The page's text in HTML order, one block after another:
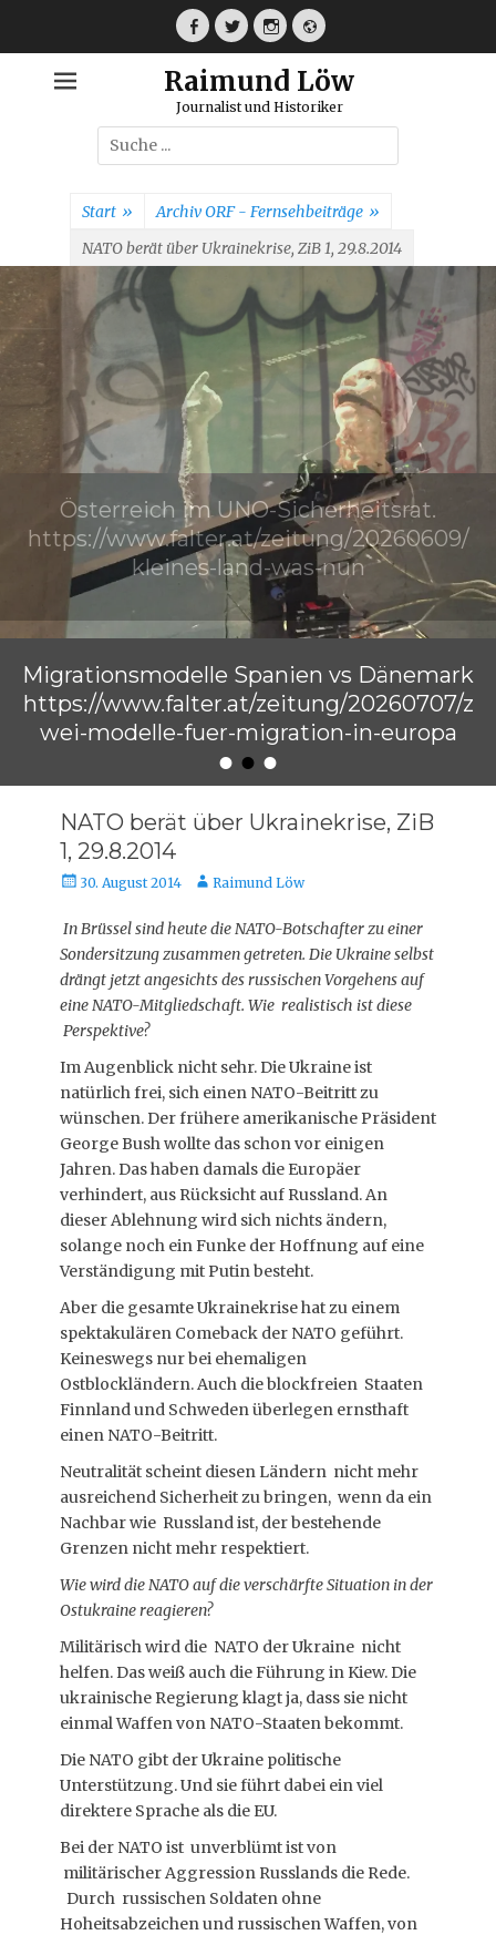
Facebook
TwitterInstagramWebseite
Raimund Löw
Journalist und Historiker
Suche
nach:
Start » Archiv ORF - Fernsehbeiträge »
NATO berät über Ukrainekrise, ZiB 1, 29.8.2014
•••
Österreich im UNO-Sicherheitsrat.
https://www.falter.at/zeitung/20260609/
kleines-land-was-nun
Veröffentlicht am Raimund Löw
Migrationsmodelle Spanien vs Dänemark
https://www.falter.at/zeitung/20260707/z
wei-modelle-fuer-migration-in-europa
Raimund Löw
NATO berät über Ukrainekrise, ZiB
1, 29.8.2014
Veröffentlicht
30. August 2014 AutorRaimund Löw
In Brüssel sind heute die NATO-Botschafter zu einer
Sondersitzung zusammen getreten. Die Ukraine selbst
drängt jetzt angesichts des russischen Vorgehens auf
eine NATO-Mitgliedschaft. Wie realistisch ist diese
Perspektive?
Im Augenblick nicht sehr. Die Ukraine ist
natürlich frei, sich einen NATO-Beitritt zu
wünschen. Der frühere amerikanische Präsident
George Bush wollte das schon vor einigen
Jahren. Das haben damals die Europäer
verhindert, aus Rücksicht auf Russland. An
dieser Ablehnung wird sich nichts ändern,
solange noch ein Funke der Hoffnung auf eine
Verständigung mit Putin besteht.
Aber die gesamte Ukrainekrise hat zu einem
spektakulären Comeback der NATO geführt.
Keineswegs nur bei ehemaligen
Ostblockländern. Auch die blockfreien Staaten
Finnland und Schweden überlegen ernsthaft
einen NATO-Beitritt.
Neutralität scheint diesen Ländern nicht mehr
ausreichend Sicherheit zu bringen, wenn da ein
Nachbar wie Russland ist, der bestehende
Grenzen nicht mehr respektiert.
Wie wird die NATO auf die verschärfte Situation in der
Ostukraine reagieren?
Militärisch wird die NATO der Ukraine nicht
helfen. Das weiß auch die Führung in Kiew. Die
ukrainische Regierung klagt ja, dass sie nicht
einmal Waffen von NATO-Staaten bekommt.
Die NATO gibt der Ukraine politische
Unterstützung. Und sie führt dabei ein viel
direktere Sprache als die EU.
Bei der NATO ist unverblümt ist von
militärischer Aggression Russlands die Rede.
Durch russischen Soldaten ohne
Hoheitsabzeichen und russischen Waffen, von